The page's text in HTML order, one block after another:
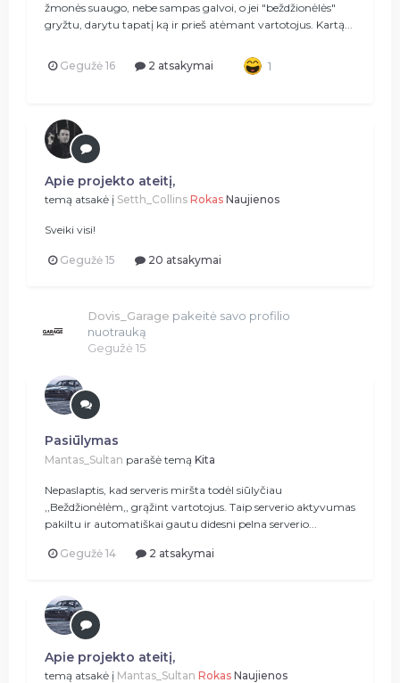
žmonės suaugo, nebe sampas galvoi, o jei "beždžionėlės"
gryžtu, darytu tapatį ką ir prieš atėmant vartotojus. Kartą...
Gegužė 16 2 atsakymai 1
Apie projekto ateitį,
temą atsakė į Setth_Collins Rokas Naujienos
Sveiki visi!
Gegužė 15 20 atsakymai
Dovis_Garage pakeitė savo profilio
nuotrauką
Gegužė 15
Pasiūlymas
Mantas_Sultan parašė temą Kita
Nepaslaptis, kad serveris miršta todėl siūlyčiau
,,Beždžionėlėm,, grąžint vartotojus. Taip serverio aktyvumas
pakiltu ir automatiškai gautu didesni pelna serverio...
Gegužė 14 2 atsakymai
Apie projekto ateitį,
temą atsakė į Mantas_Sultan Rokas Naujienos